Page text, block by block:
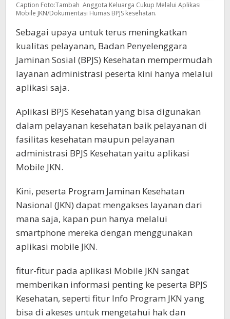
Caption Foto:Tambah Anggota Keluarga Cukup Melalui Aplikasi
Mobile JKN/Dokumentasi Humas BPJS kesehatan.
Sebagai upaya untuk terus meningkatkan
kualitas pelayanan, Badan Penyelenggara
Jaminan Sosial (BPJS) Kesehatan mempermudah
layanan administrasi peserta kini hanya melalui
aplikasi saja.
Aplikasi BPJS Kesehatan yang bisa digunakan
dalam pelayanan kesehatan baik pelayanan di
fasilitas kesehatan maupun pelayanan
administrasi BPJS Kesehatan yaitu aplikasi
Mobile JKN.
Kini, peserta Program Jaminan Kesehatan
Nasional (JKN) dapat mengakses layanan dari
mana saja, kapan pun hanya melalui
smartphone mereka dengan menggunakan
aplikasi mobile JKN.
fitur-fitur pada aplikasi Mobile JKN sangat
memberikan informasi penting ke peserta BPJS
Kesehatan, seperti fitur Info Program JKN yang
bisa di akeses untuk mengetahui hak dan